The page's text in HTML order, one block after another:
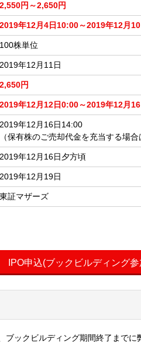
2,550円～2,650円
2019年12月4日10:00～2019年12月
100株単位
2019年12月11日
2,650円
2019年12月12日0:00～2019年12月
2019年12月16日14:00
（保有株のご売却代金を充当する場
2019年12月16日夕方頃
2019年12月19日
東証マザーズ
IPO申込(ブックビルディング
ブックビルディング期間終了まで